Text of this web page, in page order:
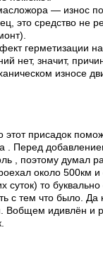
— износ
это средство не
герметизации
нет, значит,
износе
этот присадок
. Перед
, поэтому думал
около 500км
то буквально
с тем что было. Да
Вобщем идивлён и